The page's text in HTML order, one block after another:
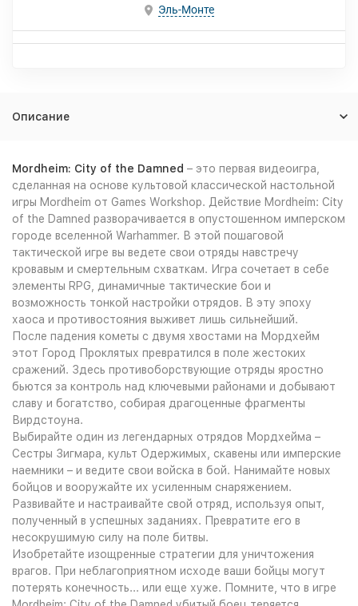
Эль-Монте
Описание
Mordheim: City of the Damned – это первая видеоигра,
сделанная на основе культовой классической настольной
игры Mordheim от Games Workshop. Действие Mordheim: City
of the Damned разворачивается в опустошенном имперском
городе вселенной Warhammer. В этой пошаговой
тактической игре вы ведете свои отряды навстречу
кровавым и смертельным схваткам. Игра сочетает в себе
элементы RPG, динамичные тактические бои и
возможность тонкой настройки отрядов. В эту эпоху
хаоса и противостояния выживет лишь сильнейший.
После падения кометы с двумя хвостами на Мордхейм
этот Город Проклятых превратился в поле жестоких
сражений. Здесь противоборствующие отряды яростно
бьются за контроль над ключевыми районами и добывают
славу и богатство, собирая драгоценные фрагменты
Вирдстоуна.
Выбирайте один из легендарных отрядов Мордхейма –
Сестры Зигмара, культ Одержимых, скавены или имперские
наемники – и ведите свои войска в бой. Нанимайте новых
бойцов и вооружайте их усиленным снаряжением.
Развивайте и настраивайте свой отряд, используя опыт,
полученный в успешных заданиях. Превратите его в
несокрушимую силу на поле битвы.
Изобретайте изощренные стратегии для уничтожения
врагов. При неблагоприятном исходе ваши бойцы могут
потерять конечность... или еще хуже. Помните, что в игре